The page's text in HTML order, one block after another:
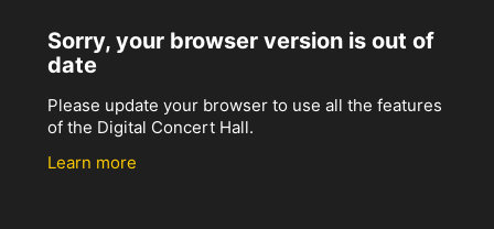
Sorry, your browser version is out of
date
Please update your browser to use all the features
of the Digital Concert Hall.
Learn more